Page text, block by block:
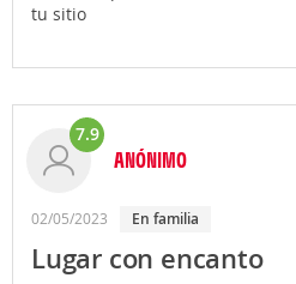
tu sitio
7.9
ANÓNIMO
02/05/2023 En familia
Lugar con encanto